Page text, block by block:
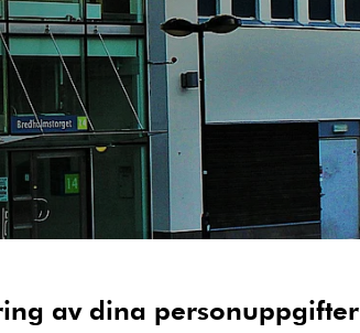
av dina personuppgifter